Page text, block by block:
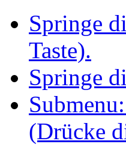
Springe
Taste).
Springe
(Drücke